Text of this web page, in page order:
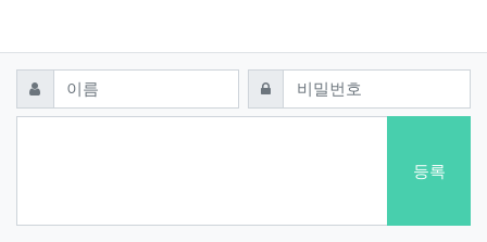
댓글쓰기
이름 필수 비밀번호필수
등록